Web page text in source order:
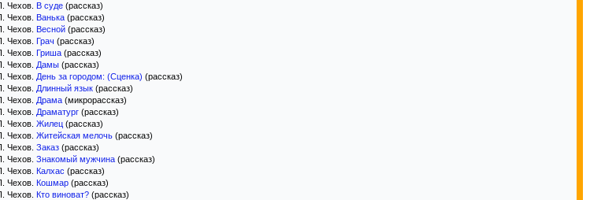
Чехов. В суде (рассказ)
Чехов. Ванька (рассказ)
Чехов. Весной (рассказ)
Чехов. Грач (рассказ)
Чехов. Гриша (рассказ)
Чехов. Дамы (рассказ)
Чехов. День за городом: (Сценка) (рассказ)
Чехов. Длинный язык (рассказ)
Чехов. Драма (микрорассказ)
Чехов. Драматург (рассказ)
Чехов. Жилец (рассказ)
Чехов. Житейская мелочь (рассказ)
Чехов. Заказ (рассказ)
Чехов. Знакомый мужчина (рассказ)
Чехов. Калхас (рассказ)
Чехов. Кошмар (рассказ)
Чехов. Кто виноват? (рассказ)